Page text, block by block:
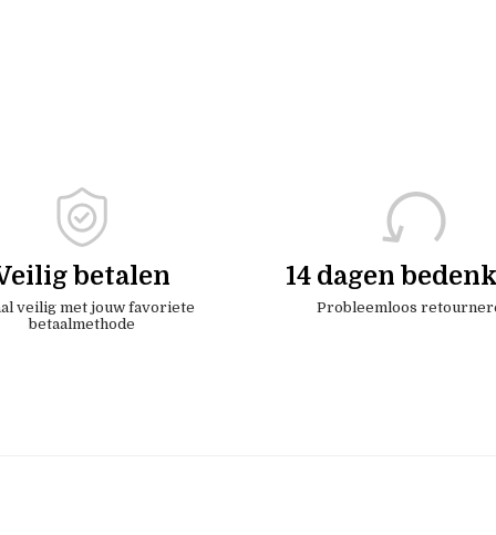
betalen
veilig met jouw favoriete
betaalmethode
14 dagen
Probleemloos